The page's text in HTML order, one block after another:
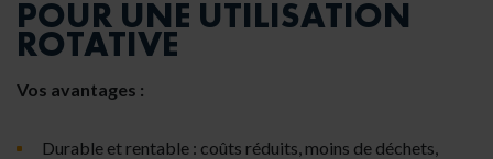
POUR UNE UTILISATION
ROTATIVE
Vos avantages :
Durable et rentable : coûts réduits, moins de déchets,